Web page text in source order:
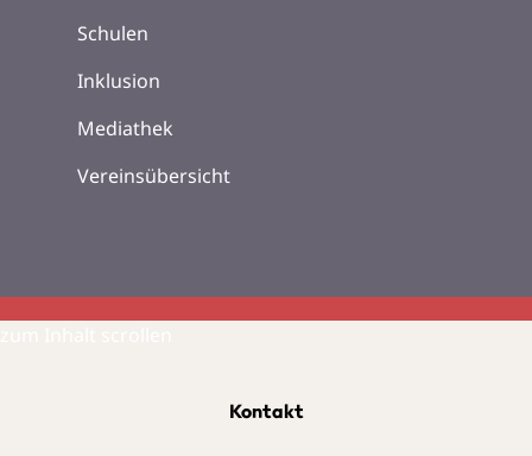
Schulen
Inklusion
Mediathek
Vereinsübersicht
Kontakt